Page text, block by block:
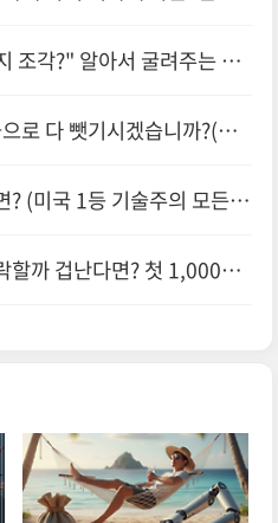
조각?" 알아서 굴려주는 자
로 다 뺏기시겠습니까?(주
(미국 1등 기술주의 모든
할까 겁난다면? 첫 1,000만